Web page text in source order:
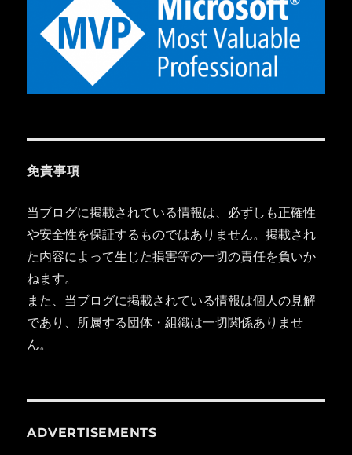
免責事項
当ブログに掲載されている情報は、必ずしも正確性
や安全性を保証するものではありません。掲載され
た内容によって生じた損害等の一切の責任を負いか
ねます。
また、当ブログに掲載されている情報は個人の見解
であり、所属する団体・組織は一切関係ありませ
ん。
ADVERTISEMENTS